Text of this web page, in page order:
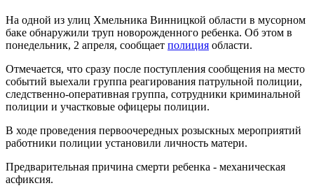
На одной из улиц Хмельника Винницкой области в мусорном
баке обнаружили труп новорожденного ребенка. Об этом в
понедельник, 2 апреля, сообщает полиция области.
Отмечается, что сразу после поступления сообщения на место
событий выехали группа реагирования патрульной полиции,
следственно-оперативная группа, сотрудники криминальной
полиции и участковые офицеры полиции.
В ходе проведения первоочередных розыскных мероприятий
работники полиции установили личность матери.
Предварительная причина смерти ребенка - механическая
асфиксия.